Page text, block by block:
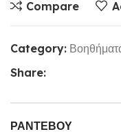
Compare
Category:
Share:
ΡΑΝΤΕΒΟΎ